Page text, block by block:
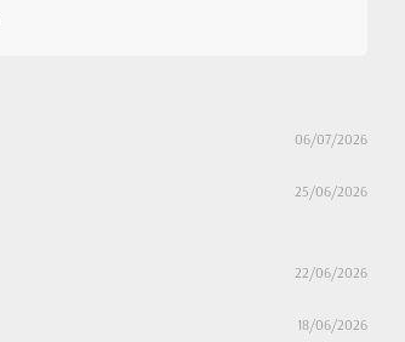
06/07/2026
25/06/2026
22/06/2026
18/06/2026